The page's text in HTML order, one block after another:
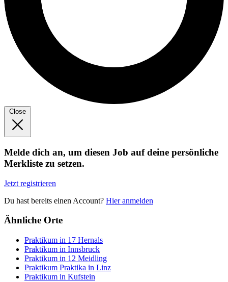
Close
Melde dich an, um diesen Job auf deine persönliche
Merkliste zu setzen.
Jetzt registrieren
Du hast bereits einen Account? Hier anmelden
Ähnliche Orte
Praktikum in 17 Hernals
Praktikum in Innsbruck
Praktikum in 12 Meidling
Praktikum Praktika in Linz
Praktikum in Kufstein